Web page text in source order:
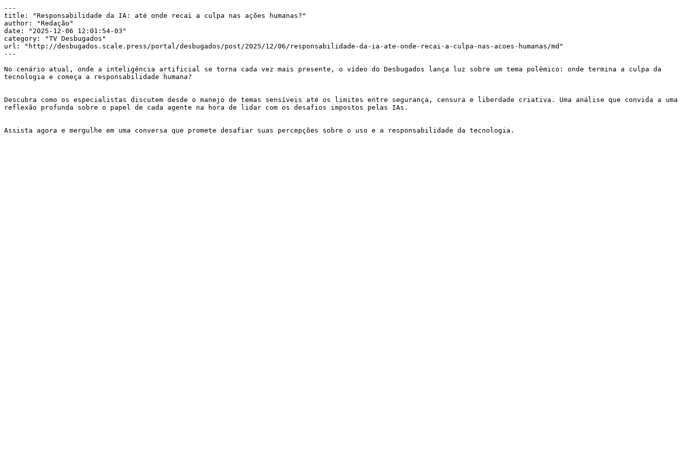
---
title: "Responsabilidade da IA: até onde recai a culpa nas ações humanas?"
author: "Redação"
date: "2025-12-06 12:01:54-03"
category: "TV Desbugados"
url: "http://desbugados.scale.press/portal/desbugados/post/2025/12/06/responsabilidade-da-ia-ate-onde-recai-a-culpa-nas-acoes-humanas/md"
---
No cenário atual, onde a inteligência artificial se torna cada vez mais presente, o vídeo do Desbugados lança luz sobre um tema polêmico: onde termina a culpa da
tecnologia e começa a responsabilidade humana?
Descubra como os especialistas discutem desde o manejo de temas sensíveis até os limites entre segurança, censura e liberdade criativa. Uma análise que convida a uma
reflexão profunda sobre o papel de cada agente na hora de lidar com os desafios impostos pelas IAs.
Assista agora e mergulhe em uma conversa que promete desafiar suas percepções sobre o uso e a responsabilidade da tecnologia.